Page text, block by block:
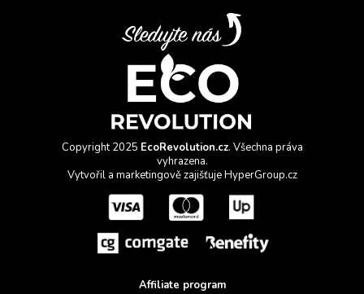
Copyright 2025 EcoRevolution.cz. Všechna práva
vyhrazena.
Vytvořil a marketingově zajišťujeHyperGroup.cz
Affiliate program